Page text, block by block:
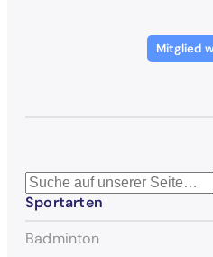
Mitglied
S
u
h
Sportarten
Badminton